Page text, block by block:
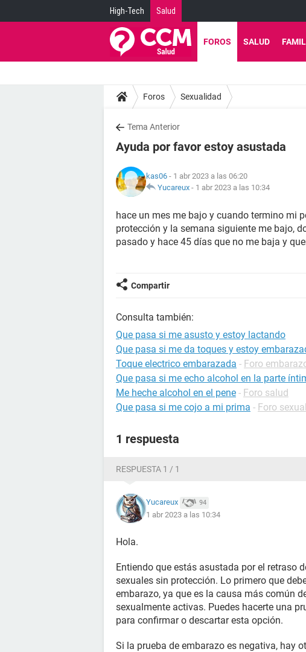
High-Tech Salud
FOROS SALUD
Foros Sexualidad
Tema Anterior
Ayuda por favor estoy asustada
kas06 - 1 abr 2023 a las 06:20
Yucareux - 1 abr 2023 a las 10:34
hace un mes me bajo y cuando termino mi
protección y la semana siguiente me bajo,
pasado y hace 45 días que no me baja y
Compartir
Consulta también:
Que pasa si me asusto y estoy lactando
Que pasa si me da toques y estoy
Toque electrico embarazada - Foro
Que pasa si me echo alcohol en la parte
Me heche alcohol en el pene - Foro salud
Que pasa si me cojo a mi prima - Foro
1 respuesta
RESPUESTA 1 / 1
Yucareux 94
1 abr 2023 a las 10:34
Hola.
Entiendo que estás asustada por el retraso
sexuales sin protección. Lo primero que
embarazo, ya que es la causa más común
sexualmente activas. Puedes hacerte una
para confirmar o descartar esta opción.
Si la prueba de embarazo es negativa, hay